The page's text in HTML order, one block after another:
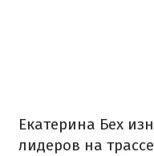
Екатерина Бех
лидеров на